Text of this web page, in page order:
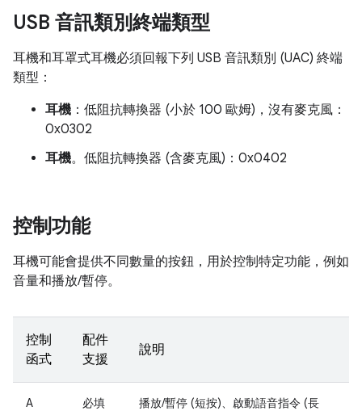
USB 音訊類別終端類型
耳機和耳罩式耳機必須回報下列 USB 音訊類別 (UAC) 終端
類型：
耳機 ：低阻抗轉換器 (小於 100 歐姆)，沒有麥克風：
0x0302
耳機。低阻抗轉換器 (含麥克風)：0x0402
控制功能
耳機可能會提供不同數量的按鈕，用於控制特定功能，例如
音量和播放/暫停。
控制
函式
配件
支援
說明
A 必填
播放/暫停 (短按)、啟動語音指令 (長